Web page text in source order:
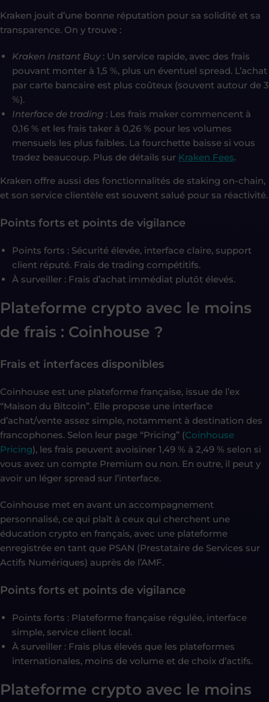
Kraken jouit d’une bonne réputation pour sa solidité et sa
transparence. On y trouve :
Kraken Instant Buy: Un service rapide, avec des frais
pouvant monter à 1,5 %, plus un éventuel spread. L’achat
par carte bancaire est plus coûteux (souvent autour de 3
%).
Interface de trading : Les frais maker commencent à
0,16 % et les frais taker à 0,26 % pour les volumes
mensuels les plus faibles. La fourchette baisse si vous
tradez beaucoup. Plus de détails sur Kraken Fees.
Kraken offre aussi des fonctionnalités de staking on-chain,
et son service clientèle est souvent salué pour sa réactivité.
Points forts et points de vigilance
Points forts : Sécurité élevée, interface claire, support
client réputé. Frais de trading compétitifs.
À surveiller : Frais d’achat immédiat plutôt élevés.
Plateforme crypto avec le moins
de frais : Coinhouse ?
Frais et interfaces disponibles
Coinhouse est une plateforme française, issue de l’ex
“Maison du Bitcoin”. Elle propose une interface
d’achat/vente assez simple, notamment à destination des
francophones. Selon leur page “Pricing” (Coinhouse
Pricing), les frais peuvent avoisiner 1,49 % à 2,49 % selon si
vous avez un compte Premium ou non. En outre, il peut y
avoir un léger spread sur l’interface.
Coinhouse met en avant un accompagnement
personnalisé, ce qui plaît à ceux qui cherchent une
éducation crypto en français, avec une plateforme
enregistrée en tant que PSAN (Prestataire de Services sur
Actifs Numériques) auprès de l’AMF.
Points forts et points de vigilance
Points forts : Plateforme française régulée, interface
simple, service client local.
À surveiller : Frais plus élevés que les plateformes
internationales, moins de volume et de choix d’actifs.
Plateforme crypto avec le moins